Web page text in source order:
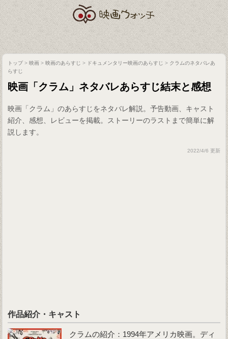
トップ>映画 >映画のあらすじ > ドキュメンタリー映画のあらすじ > クラムのネタバレあ
らすじ
映画「クラム」ネタバレあらすじ結末と感想
映画「クラム」のあらすじをネタバレ解説。予告動画、キャスト
紹介、感想、レビューを掲載。ストーリーのラストまで簡単に解
説します。
2022/4/6 更新
作品紹介・キャスト
クラムの紹介：1994年アメリカ映画。ディ